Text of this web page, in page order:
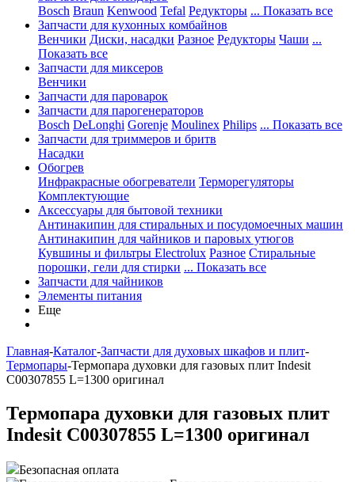
Bosch Braun Kenwood Tefal Редукторы ... Показать все
Запчасти для кухонных комбайнов
Венчики Диски, насадки Разное Редукторы Чаши ...
Показать все
Запчасти для миксеров
Венчики
Запчасти для пароварок
Запчасти для парогенераторов
Bosch DeLonghi Gorenje Moulinex Philips ... Показать все
Запчасти для триммеров и бритв
Насадки
Обогрев
Инфракрасные обогреватели Терморегуляторы
Комплектующие
Аксессуары для бытовой техники
Антинакипин для стиральных и посудомоечных машин
Антинакипин для чайников и паровых утюгов
Кувшины и фильтры Electrolux Разное Стиральные
порошки, гели для стирки ... Показать все
Запчасти для чайников
Элементы питания
Еще
Главная-Каталог-Запчасти для духовых шкафов и плит-
Термопары-Термопара духовки для газовых плит Indesit
C00307855 L=1300 оригинал
Термопара духовки для газовых плит
Indesit C00307855 L=1300 оригинал
Безопасная оплата